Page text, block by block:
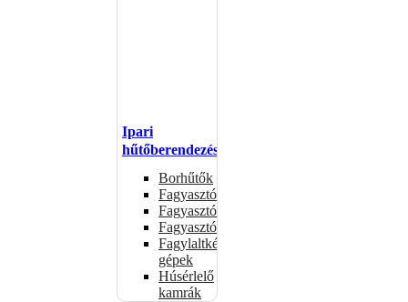
Ipari
hűtőberendezések
Borhűtők
Fagyasztóasztalok
Fagyasztóládák
Fagyasztószekrények
Fagylaltkészítő
gépek
Húsérlelő
kamrák